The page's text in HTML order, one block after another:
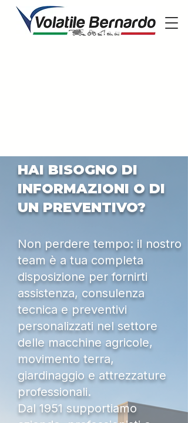
HAI BISOGNO DI
INFORMAZIONI O DI
UN PREVENTIVO?
Non perdere tempo: il nostro
team è a tua completa
disposizione per fornirti
assistenza, consulenza
tecnica e preventivi
personalizzati nel settore
delle macchine agricole,
movimento terra,
giardinaggio e attrezzature
professionali.
Dal 1951 supportiamo